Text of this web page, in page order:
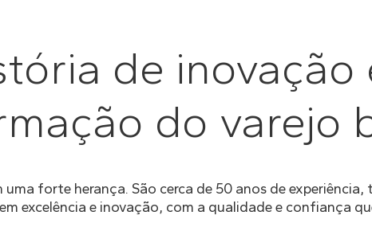
de inovação
do varejo
uma forte herança. São cerca de 50 anos de
excelência e inovação, com a qualidade e confiança